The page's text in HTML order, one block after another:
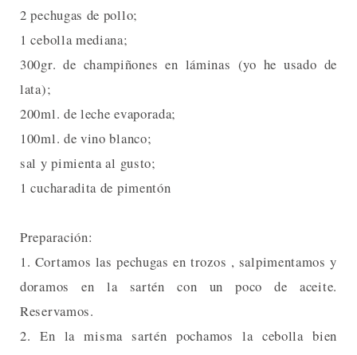
2 pechugas de pollo;
1 cebolla mediana;
300gr. de champiñones en láminas (yo he usado de
lata);
200ml. de leche evaporada;
100ml. de vino blanco;
sal y pimienta al gusto;
1 cucharadita de pimentón
Preparación:
1. Cortamos las pechugas en trozos , salpimentamos y
doramos en la sartén con un poco de aceite.
Reservamos.
2. En la misma sartén pochamos la cebolla bien